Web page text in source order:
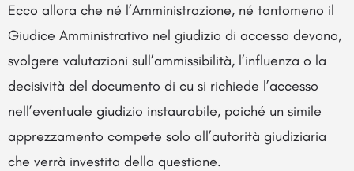
Ecco allora che né l’Amministrazione, né tantomeno il
Giudice Amministrativo nel giudizio di accesso devono,
svolgere valutazioni sull’ammissibilità, l’influenza o la
decisività del documento di cu si richiede l’accesso
nell’eventuale giudizio instaurabile, poiché un simile
apprezzamento compete solo all’autorità giudiziaria
che verrà investita della questione.